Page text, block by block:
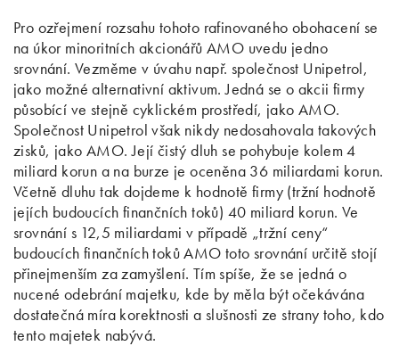
Pro ozřejmení rozsahu tohoto rafinovaného obohacení se
na úkor minoritních akcionářů AMO uvedu jedno
srovnání. Vezměme v úvahu např. společnost Unipetrol,
jako možné alternativní aktivum. Jedná se o akcii firmy
působící ve stejně cyklickém prostředí, jako AMO.
Společnost Unipetrol však nikdy nedosahovala takových
zisků, jako AMO. Její čistý dluh se pohybuje kolem 4
miliard korun a na burze je oceněna 36 miliardami korun.
Včetně dluhu tak dojdeme k hodnotě firmy (tržní hodnotě
jejích budoucích finančních toků) 40 miliard korun. Ve
srovnání s 12,5 miliardami v případě „tržní ceny“
budoucích finančních toků AMO toto srovnání určitě stojí
přinejmenším za zamyšlení. Tím spíše, že se jedná o
nucené odebrání majetku, kde by měla být očekávána
dostatečná míra korektnosti a slušnosti ze strany toho, kdo
tento majetek nabývá.